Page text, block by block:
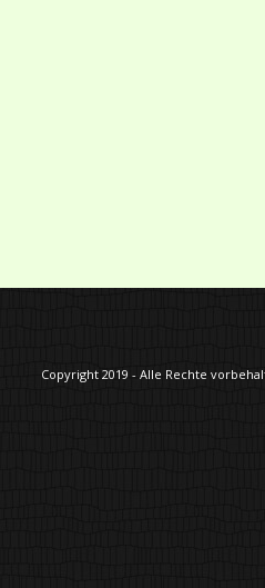
Copyright 2019 - Alle Rechte